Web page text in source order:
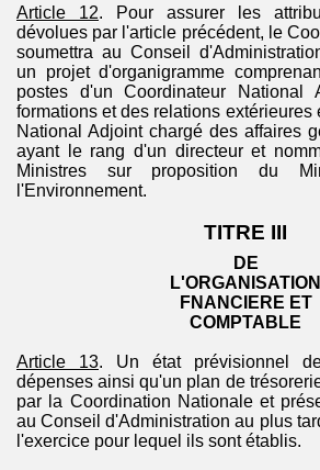
Article 12.
Pour assurer les
dévolues par l'article précédent, le
soumettra au Conseil
un projet d'organigramme
postes d'un Coordinateur National
formations et des relations extérieures
National Adjoint chargé des affaires
ayant le rang d'un directeur et
Ministres sur proposition du
l'Environnement.
TITRE III
DE
L'ORGANISATION
FNANCIERE ET
COMPTABLE
Article 13. Un état prévisionnel
dépenses ainsi qu'un plan de
par la Coordination Nationale et
au Conseil d'Administration au plus
l'exercice pour lequel ils sont établis.